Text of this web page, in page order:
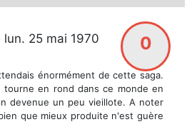
0
lun. 25 mai 1970
énormément de cette saga.
tourne en rond dans ce monde en
devenue un peu vieillote. A noter
que mieux produite n'est guère